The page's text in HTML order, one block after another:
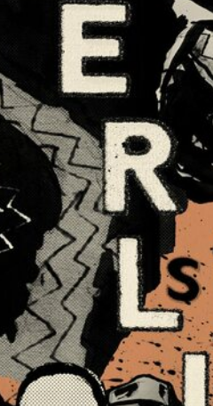
KONZERTBERICHTE
INTERVIEWS
ALBEN
JAZZCLUBS BERLIN
PORTRAITS DER CLUBS
ANKÜNDIGUNGEN KONZERTE/
KONTAKT